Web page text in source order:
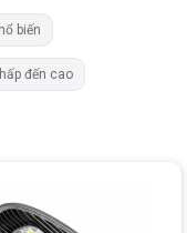
biến
đến cao